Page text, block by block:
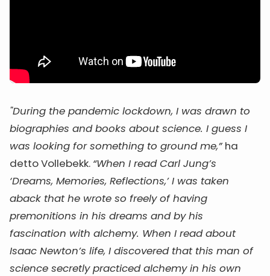
"During the pandemic lockdown, I was drawn to
biographies and books about science. I guess I
was looking for something to ground me,”ha
detto Vollebekk. “When I read Carl Jung’s
‘Dreams, Memories, Reflections,’ I was taken
aback that he wrote so freely of having
premonitions in his dreams and by his
fascination with alchemy. When I read about
Isaac Newton’s life, I discovered that this man of
science secretly practiced alchemy in his own